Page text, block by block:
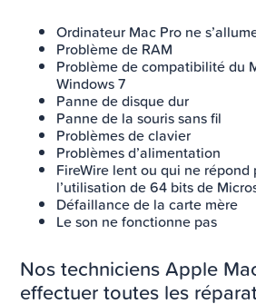
Ordinateur Mac Pro ne
Problème de RAM
Problème de compatibilité du
Windows 7
Panne de disque dur
Panne de la souris sans fil
Problèmes de clavier
Problèmes d’alimentation
FireWire lent ou qui ne répond
l’utilisation de 64 bits de
Défaillance de la carte mère
Le son ne fonctionne pas
Nos techniciens Apple
effectuer toutes les